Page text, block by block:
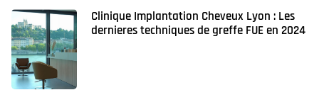
Clinique Implantation Cheveux Lyon : Les
dernieres techniques de greffe FUE en 2024